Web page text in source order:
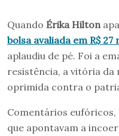
Quando Érika Hilton
bolsa avaliada em R$ 27
aplaudiu de pé. Foi a
resistência, a vitória da
oprimida contra o
Comentários
que apontavam a